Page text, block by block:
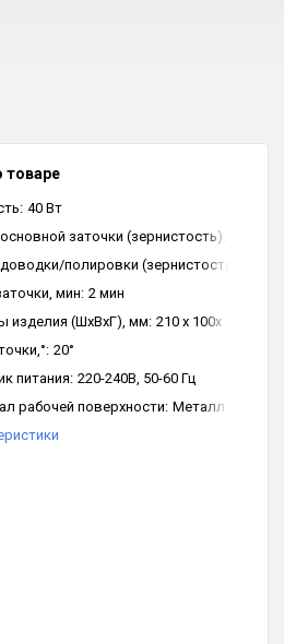
товаре
40 Вт
заточки (зернистость):
полировки (зернистость):
мин: 2 мин
изделия (ШxВxГ), мм: 210 х 100х × 90 мм
20°
питания: 220-240В, 50-60 Гц
рабочей поверхности: Металл с
абразива: